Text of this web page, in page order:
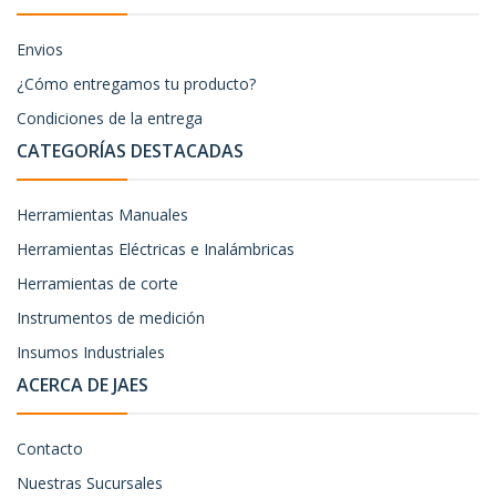
Envios
¿Cómo entregamos tu producto?
Condiciones de la entrega
CATEGORÍAS DESTACADAS
Herramientas Manuales
Herramientas Eléctricas e Inalámbricas
Herramientas de corte
Instrumentos de medición
Insumos Industriales
ACERCA DE JAES
Contacto
Nuestras Sucursales